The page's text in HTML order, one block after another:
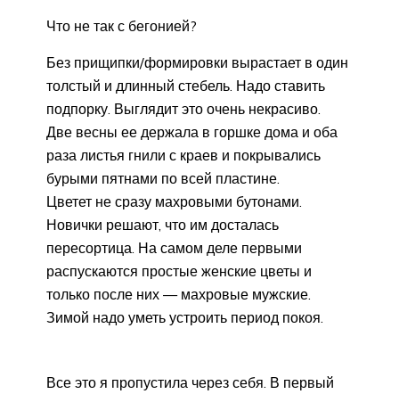
Что не так с бегонией?
Без прищипки/формировки вырастает в один
толстый и длинный стебель. Надо ставить
подпорку. Выглядит это очень некрасиво.
Две весны ее держала в горшке дома и оба
раза листья гнили с краев и покрывались
бурыми пятнами по всей пластине.
Цветет не сразу махровыми бутонами.
Новички решают, что им досталась
пересортица. На самом деле первыми
распускаются простые женские цветы и
только после них — махровые мужские.
Зимой надо уметь устроить период покоя.
Все это я пропустила через себя. В первый